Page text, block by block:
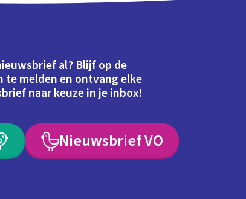
al? Blijf op de
te melden en ontvang elke
naar keuze in je inbox!
Nieuwsbrief VO